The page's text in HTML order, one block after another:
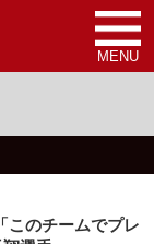
MENU
このチームでプレ